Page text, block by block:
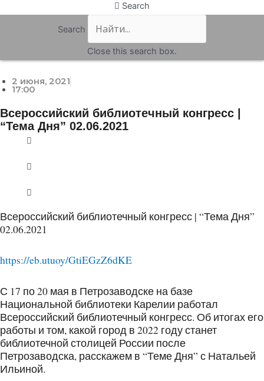
Search
Search
Close this search box.
2 июня, 2021
17:00
Всероссийский библиотечный конгресс |
“Тема Дня” 02.06.2021
Всероссийский библиотечный конгресс | “Тема Дня”
02.06.2021
https://eb.utuoy/GtiEGzZ6dKE
С 17 по 20 мая в Петрозаводске на базе
Национальной библиотеки Карелии работал
Всероссийский библиотечный конгресс. Об итогах его
работы и том, какой город в 2022 году станет
библиотечной столицей России после
Петрозаводска, расскажем в “Теме Дня” с Натальей
Ильиной.